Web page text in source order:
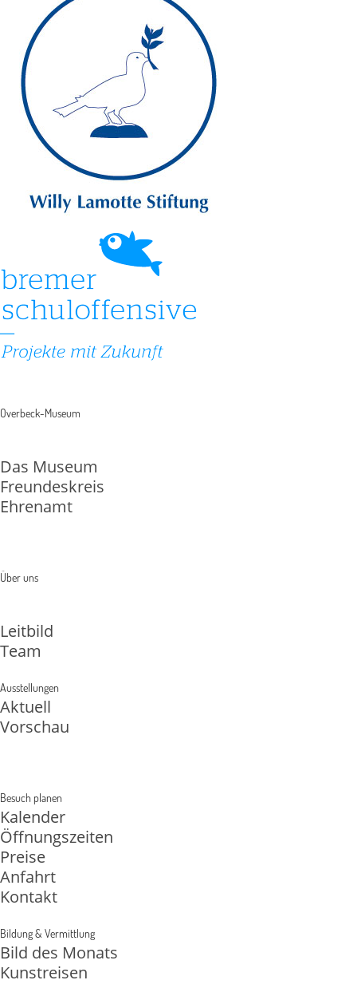
Overbeck-Museum
Das Museum
Freundeskreis
Ehrenamt
Über uns
Leitbild
Team
Ausstellungen
Aktuell
Vorschau
Besuch planen
Kalender
Öffnungszeiten
Preise
Anfahrt
Kontakt
Bildung & Vermittlung
Bild des Monats
Kunstreisen